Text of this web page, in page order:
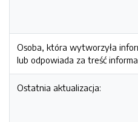
Osoba, która wytworzyła
lub odpowiada za treść
Ostatnia aktualizacja: